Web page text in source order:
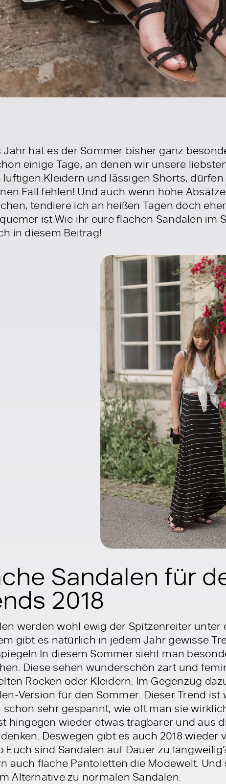
Jahr hat es der Sommer bisher ganz
einige Tage, an denen wir unsere
luftigen Kleidern und lässigen Shorts,
Fall fehlen! Und auch wenn hohe
tendiere ich an heißen Tagen doch
ist.Wie ihr eure flachen Sandalen im
in diesem Beitrag!
Sandalen für
2018
werden wohl ewig der Spitzenreiter
gibt es natürlich in jedem Jahr gewisse
diesem Sommer sieht man
Diese sehen wunderschön zart und
Röcken oder Kleidern. Im Gegenzug
Version für den Sommer. Dieser Trend
schon sehr gespannt, wie oft man sie
hingegen wieder etwas tragbarer und aus
Deswegen gibt es auch 2018 wieder
sind Sandalen auf Dauer zu
auch flache Pantoletten die Modewelt.
Alternative zu normalen Sandalen.